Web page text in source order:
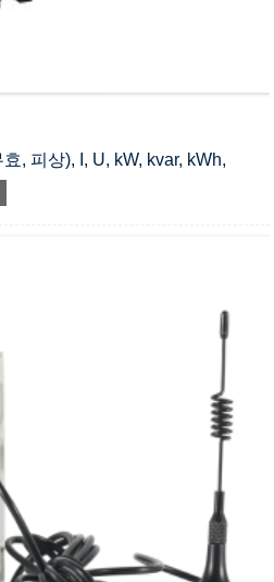
, 피상), I, U, kW, kvar, kWh,
압/전류 위상각, 전압/전류 불평
의 동작을 기록합니다.
결 및 기타 알람 출력을 지원합니
스위칭 출력;
이, 배경 조명
채널 잔류 전류 측정(누설 전류);
400A, 600A.